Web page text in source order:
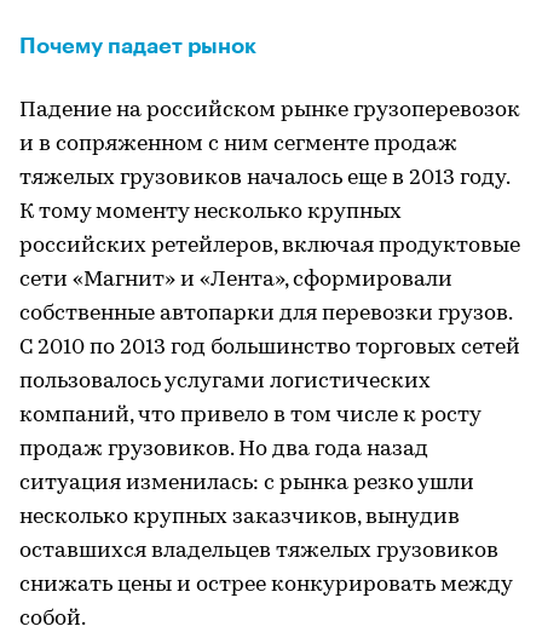
Почему падает рынок
Падение на российском рынке грузоперевозок
и в сопряженном с ним сегменте продаж
тяжелых грузовиков началось еще в 2013 году.
К тому моменту несколько крупных
российских ретейлеров, включая продуктовые
сети «Магнит» и «Лента», сформировали
собственные автопарки для перевозки грузов.
С 2010 по 2013 год большинство торговых сетей
пользовалось услугами логистических
компаний, что привело в том числе к росту
продаж грузовиков. Но два года назад
ситуация изменилась: с рынка резко ушли
несколько крупных заказчиков, вынудив
оставшихся владельцев тяжелых грузовиков
снижать цены и острее конкурировать между
собой.